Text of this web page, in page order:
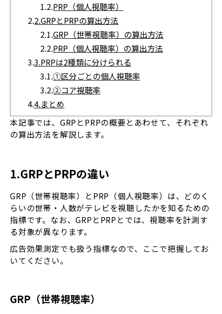
1.2.PRP（個人視聴率）
2.2.GRPとPRPの算出方法
2.1.GRP（世帯視聴率）の算出方法
2.2.PRP（個人視聴率）の算出方法
3.3.PRPは2種類に分けられる
3.1.①区分ごとの個人視聴率
3.2.②コア視聴率
4.4.まとめ
本記事では、GRPとPRPの概要とあわせて、それぞれ
の算出方法を解説します。
1.GRPとPRPの違い
GRP（世帯視聴率）とPRP（個人視聴率）は、どのく
らいの世帯・人数がテレビを視聴したかを知るための
指標です。なお、GRPとPRPとでは、視聴率を計測す
る対象が異なります。
広告効果測定でも扱う指標なので、ここで把握してお
いてください。
GRP（世帯視聴率）